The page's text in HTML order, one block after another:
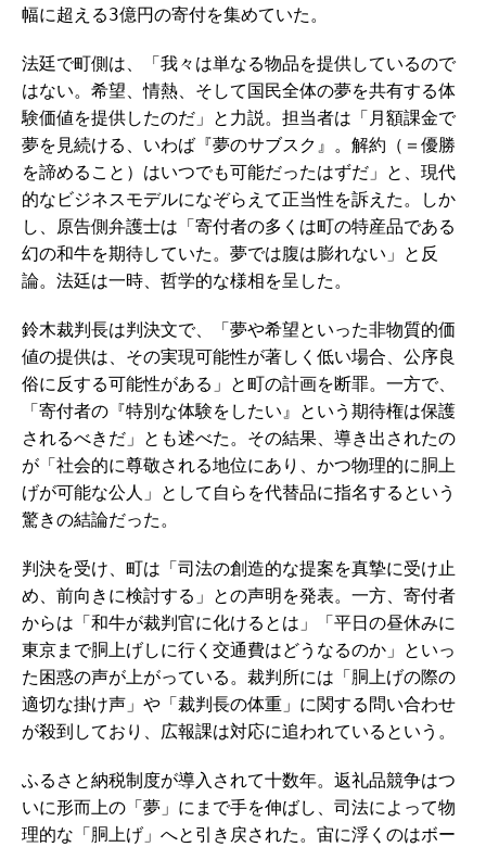
幅に超える3億円の寄付を集めていた。
法廷で町側は、「我々は単なる物品を提供しているので
はない。希望、情熱、そして国民全体の夢を共有する体
験価値を提供したのだ」と力説。担当者は「月額課金で
夢を見続ける、いわば『夢のサブスク』。解約（＝優勝
を諦めること）はいつでも可能だったはずだ」と、現代
的なビジネスモデルになぞらえて正当性を訴えた。しか
し、原告側弁護士は「寄付者の多くは町の特産品である
幻の和牛を期待していた。夢では腹は膨れない」と反
論。法廷は一時、哲学的な様相を呈した。
鈴木裁判長は判決文で、「夢や希望といった非物質的価
値の提供は、その実現可能性が著しく低い場合、公序良
俗に反する可能性がある」と町の計画を断罪。一方で、
「寄付者の『特別な体験をしたい』という期待権は保護
されるべきだ」とも述べた。その結果、導き出されたの
が「社会的に尊敬される地位にあり、かつ物理的に胴上
げが可能な公人」として自らを代替品に指名するという
驚きの結論だった。
判決を受け、町は「司法の創造的な提案を真摯に受け止
め、前向きに検討する」との声明を発表。一方、寄付者
からは「和牛が裁判官に化けるとは」「平日の昼休みに
東京まで胴上げしに行く交通費はどうなるのか」といっ
た困惑の声が上がっている。裁判所には「胴上げの際の
適切な掛け声」や「裁判長の体重」に関する問い合わせ
が殺到しており、広報課は対応に追われているという。
ふるさと納税制度が導入されて十数年。返礼品競争はつ
いに形而上の「夢」にまで手を伸ばし、司法によって物
理的な「胴上げ」へと引き戻された。宙に浮くのはボー